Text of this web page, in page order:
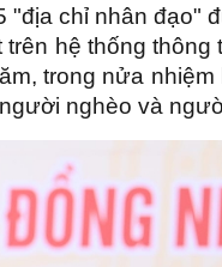
chỉ nhân đạo"
hệ thống
trong nửa
nghèo và